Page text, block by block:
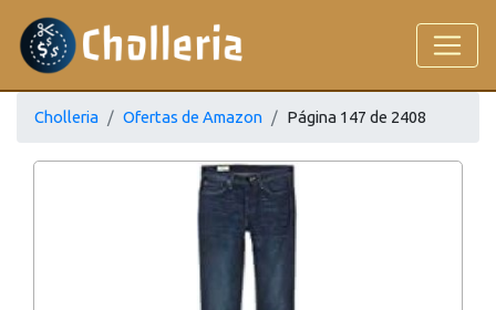
Cholleria Ofertas de Amazon Página 147 de 2408